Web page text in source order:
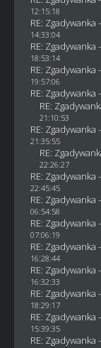
12:15:18
RE: Zgadywanka
14:33:04
RE: Zgadywanka
18:53:14
RE: Zgadywanka
19:57:06
RE: Zgadywanka
RE:
21:10:53
RE: Zgadywanka
21:35:55
RE:
22:26:27
RE: Zgadywanka
22:45:45
RE: Zgadywanka
06:54:58
RE: Zgadywanka
07:06:19
RE: Zgadywanka
16:28:44
RE: Zgadywanka
16:32:33
RE: Zgadywanka
18:29:17
RE: Zgadywanka
15:39:35
RE: Zgadywanka